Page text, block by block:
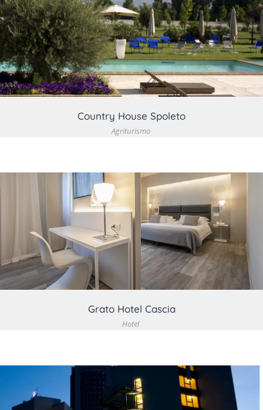
VEDI DETTAGLIO
Country House Spoleto
Agriturismo
VEDI DETTAGLIO
Grato Hotel Cascia
Hotel